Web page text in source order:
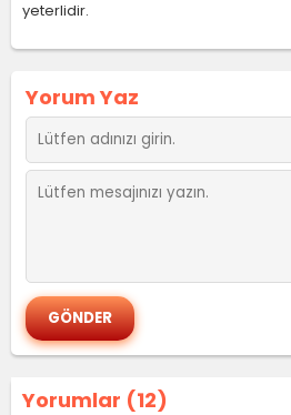
yeterlidir.
Yorumlar (12)
Yorum Yaz